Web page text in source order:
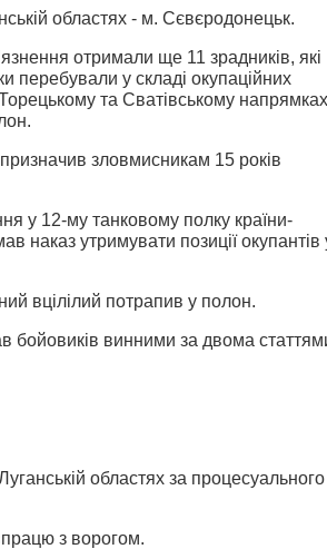
областях - м. Сєвєродонецьк.
отримали ще 11 зрадників, які
у складі окупаційних
та Сватівському
зловмисникам 15 років
у 12-му танковому полку країни-
наказ утримувати позиції окупантів
вцілілий потрапив у полон.
бойовиків винними за двома
областях за процесуального
з ворогом.